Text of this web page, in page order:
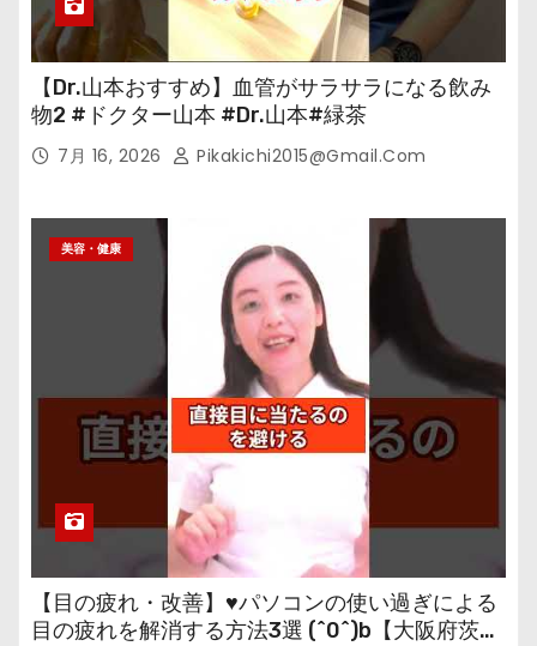
【Dr.山本おすすめ】血管がサラサラになる飲み
物2 #ドクター山本 #Dr.山本#緑茶
7月 16, 2026 Pikakichi2015@gmail.com
美容・健康
【目の疲れ・改善】♥パソコンの使い過ぎによる
目の疲れを解消する方法3選 (^0^)b【大阪府茨木